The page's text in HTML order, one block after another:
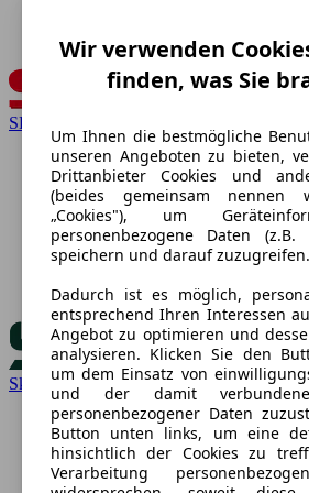
Wir verwenden
finden, was Sie
Um Ihnen die bestmögliche
unseren Angeboten zu bieten,
Drittanbieter Cookies und
(beides gemeinsam nennen
„Cookies"), um
personenbezogene Daten
speichern und darauf zuzugreifen.
Dadurch ist es möglich,
entsprechend Ihren Interessen
Angebot zu optimieren und
analysieren. Klicken Sie den
um dem Einsatz von
und der damit
personenbezogener Daten
Button unten links, um eine
hinsichtlich der Cookies zu
Verarbeitung
SEAT
Skoda